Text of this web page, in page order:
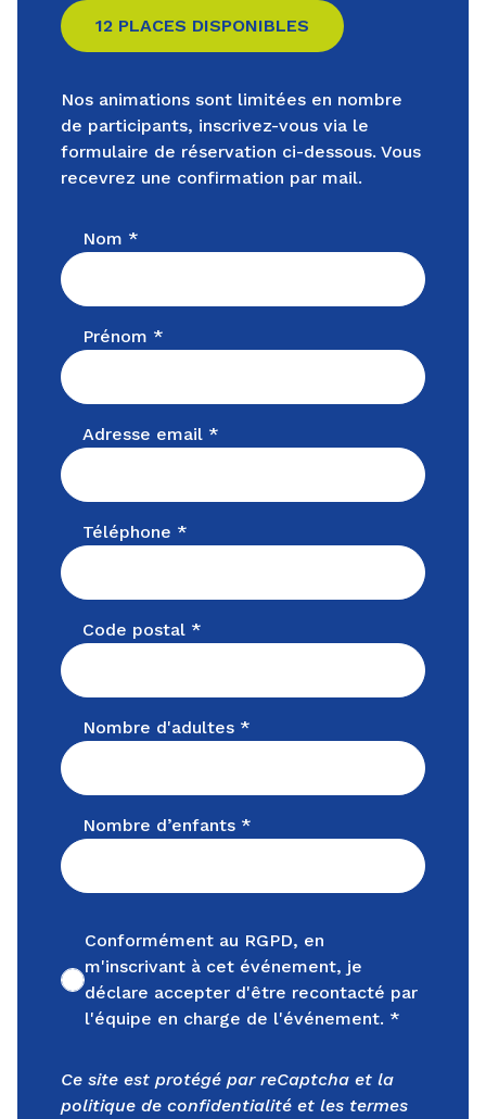
12 PLACES DISPONIBLES
Nos animations sont limitées en nombre
de participants, inscrivez-vous via le
formulaire de réservation ci-dessous. Vous
recevrez une confirmation par mail.
Nom *
Prénom *
Adresse email *
Téléphone *
Code postal *
Nombre d'adultes *
Nombre d’enfants *
Non cochée
Conformément au RGPD, en
m'inscrivant à cet événement, je
déclare accepter d'être recontacté par
l'équipe en charge de l'événement. *
Ce site est protégé par reCaptcha et la
politique de confidentialité et les termes